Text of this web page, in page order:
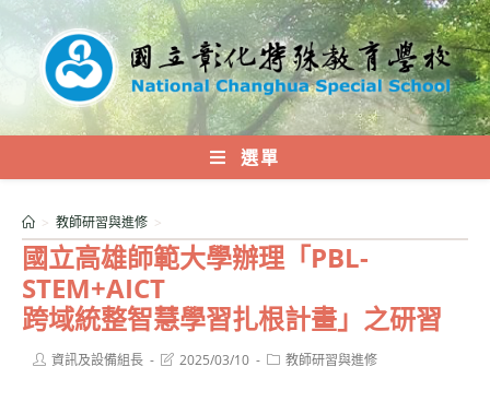
內
選單
國立高雄師範大學辦理「PBL-
STEM+AICT
跨域統整智慧學習扎根計畫」之研習
> 教師研習與進修 >
Post資訊及設備組長
Post2025/03/10
Post教師研習與進修